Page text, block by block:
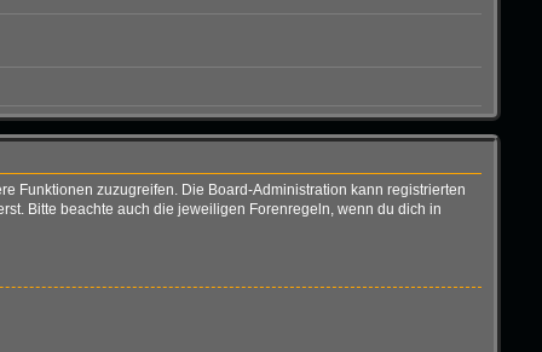
Funktionen zuzugreifen. Die Board-Administration kann registrierten
Bitte beachte auch die jeweiligen Forenregeln, wenn du dich in